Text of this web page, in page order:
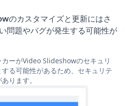
のカスタマイズと更新にはさ
問題やバグが発生する可能性が
ーがVideo Slideshowのセキュリ
る可能性があるため、セキュリテ
ります。